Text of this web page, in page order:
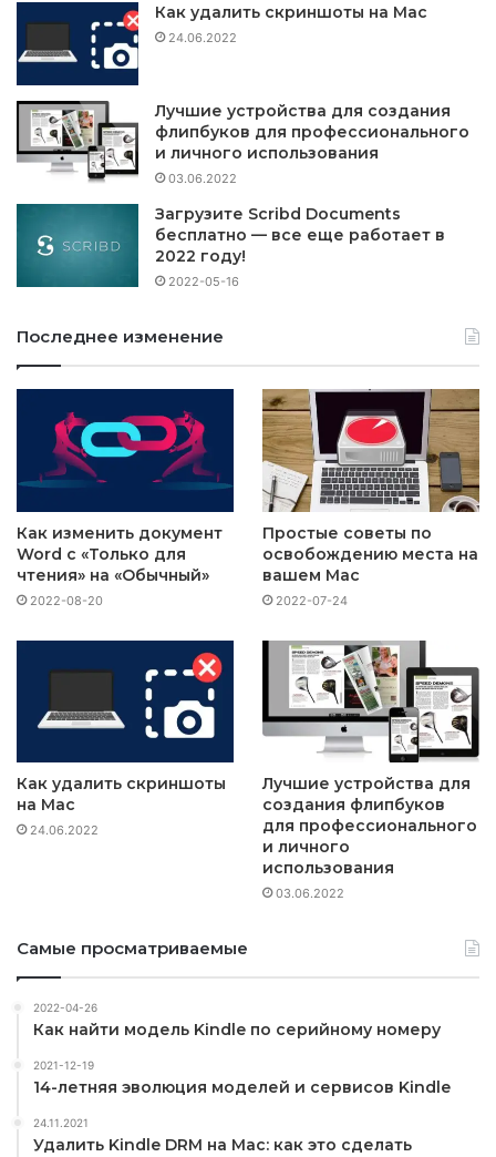
Как удалить скриншоты на Mac
24.06.2022
Лучшие устройства для создания
флипбуков для профессионального
и личного использования
03.06.2022
Загрузите Scribd Documents
бесплатно — все еще работает в
2022 году!
2022-05-16
Последнее изменение
Как изменить документ
Word с «Только для
чтения» на «Обычный»
2022-08-20
Простые советы по
освобождению места на
вашем Mac
2022-07-24
Как удалить скриншоты
на Mac
24.06.2022
Лучшие устройства для
создания флипбуков
для профессионального
и личного
использования
03.06.2022
Самые просматриваемые
2022-04-26
Как найти модель Kindle по серийному номеру
2021-12-19
14-летняя эволюция моделей и сервисов Kindle
24.11.2021
Удалить Kindle DRM на Mac: как это сделать